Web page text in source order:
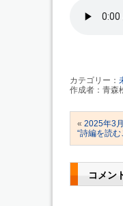
カテゴリー：
作成者：青森
« 2025年3
“詩編を読む
コメン